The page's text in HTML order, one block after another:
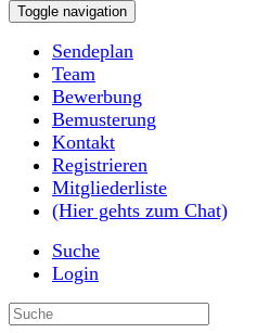
Toggle navigation
Sendeplan
Team
Bewerbung
Bemusterung
Kontakt
Registrieren
Mitgliederliste
(Hier gehts zum Chat)
Suche
Login